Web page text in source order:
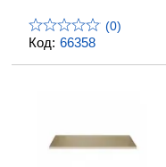
Код: 66358
(0)